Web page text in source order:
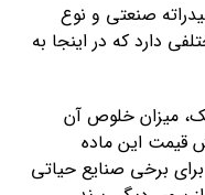
صنعتی و نوع
دارد که در اینجا به
میزان خلوص آن
قیمت این ماده
برخی صنایع حیاتی